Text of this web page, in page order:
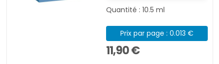
Quantité : 10.5 ml
Prix par page : 0.013 €
11,90 €